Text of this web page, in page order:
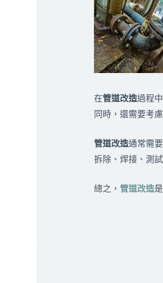
在管道改造過程
同時，還需要考
管道改造通常需
拆除、焊接、測
總之，管道改造